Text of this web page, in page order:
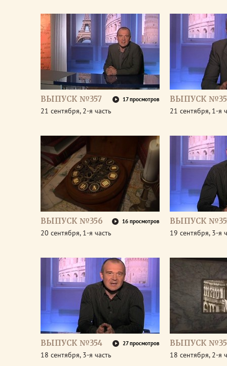
ВЫПУСК №357 17 просмотров
21 сентября, 2-я часть
ВЫПУСК
21 сентября, 1-я
ВЫПУСК №356 16 просмотров
20 сентября, 1-я часть
ВЫПУСК
19 сентября, 3-я
ВЫПУСК №354 27 просмотров
18 сентября, 3-я часть
ВЫПУСК
18 сентября, 2-я